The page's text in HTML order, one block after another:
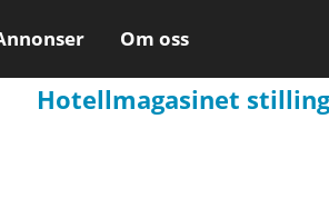
Om oss
Hotellmagasinet